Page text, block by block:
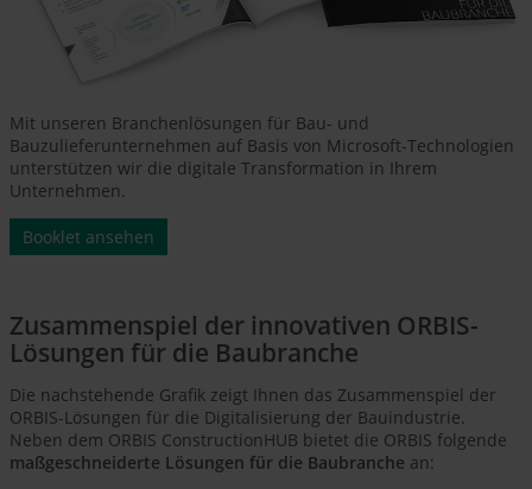
Mit unseren Branchenlösungen für Bau- und
Bauzulieferunternehmen auf Basis von Microsoft-Technologien
unterstützen wir die digitale Transformation in Ihrem
Unternehmen.
Booklet ansehen
Zusammenspiel der innovativen ORBIS-
Lösungen für die Baubranche
Die nachstehende Grafik zeigt Ihnen das Zusammenspiel der
ORBIS-Lösungen für die Digitalisierung der Bauindustrie.
Neben dem ORBIS ConstructionHUB bietet die ORBIS folgende
maßgeschneiderte Lösungen für die Baubranche an: